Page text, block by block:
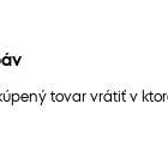
tovar vrátiť v